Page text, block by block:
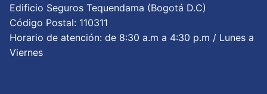
Edificio Seguros Tequendama (Bogotá D.C)
Código Postal: 110311
Horario de atención: de 8:30 a.m a 4:30 p.m / Lunes a
Viernes